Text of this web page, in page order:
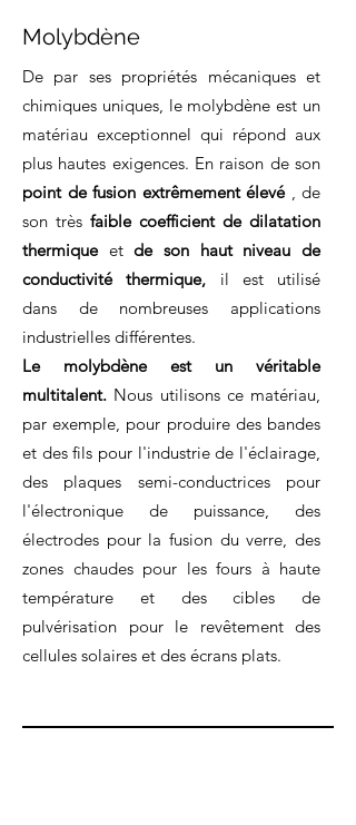
Molybdène
De par ses propriétés mécaniques et
chimiques uniques, le molybdène est un
matériau exceptionnel qui répond aux
plus hautes exigences. En raison de son
point de fusion extrêmement élevé, de
son très faible coefficient de dilatation
thermiqueetde son haut niveau de
conductivité thermique, il est utilisé
dans de nombreuses applications
industrielles différentes.
Le molybdène est un véritable
multitalent. Nous utilisons ce matériau,
par exemple, pour produire des bandes
et des fils pour l'industrie de l'éclairage,
des plaques semi-conductrices pour
l'électronique de puissance, des
électrodes pour la fusion du verre, des
zones chaudes pour les fours à haute
température et des cibles de
pulvérisation pour le revêtement des
cellules solaires et des écrans plats.